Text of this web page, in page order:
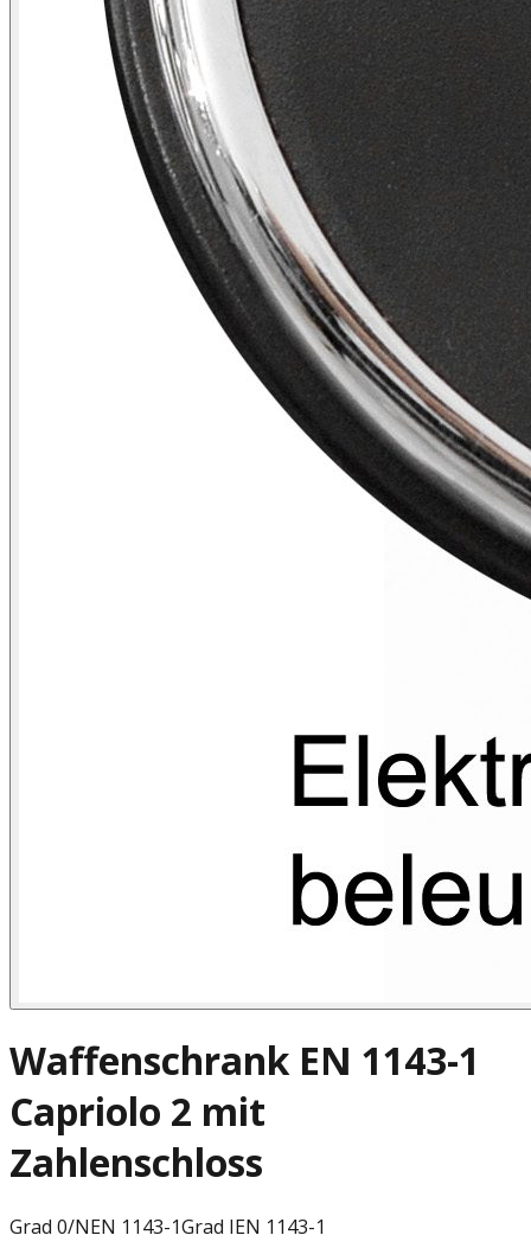
Waffenschrank EN 1143-1
Capriolo 2 mit
Zahlenschloss
Grad 0/NEN 1143-1Grad IEN 1143-1